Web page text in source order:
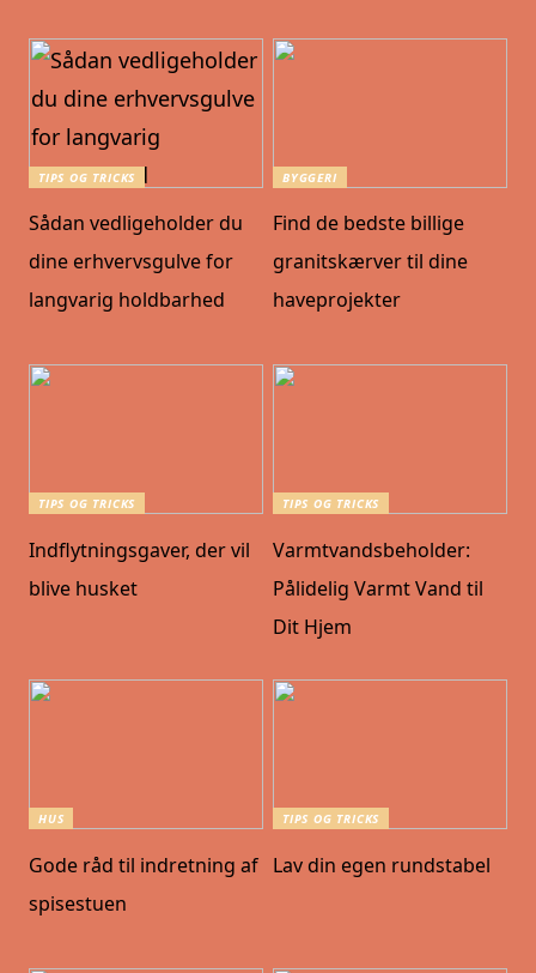
TIPS OG TRICKS
Sådan vedligeholder du
dine erhvervsgulve for
langvarig holdbarhed
BYGGERI
Find de bedste billige
granitskærver til dine
haveprojekter
TIPS OG TRICKS
Indflytningsgaver, der vil
blive husket
TIPS OG TRICKS
Varmtvandsbeholder:
Pålidelig Varmt Vand til
Dit Hjem
HUS
Gode råd til indretning af
spisestuen
TIPS OG TRICKS
Lav din egen rundstabel